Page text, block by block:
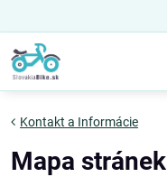
Kontakt a Informácie
Mapa stránek